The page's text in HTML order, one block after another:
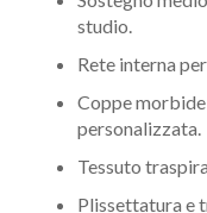
studio.
Rete interna
Coppe
personalizzata.
Tessuto
Plissettatura e